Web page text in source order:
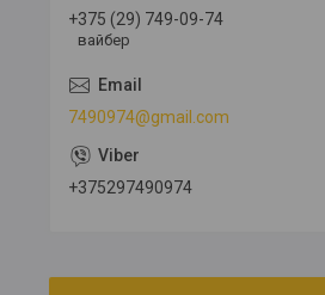
+375 (29) 749-09-74
вайбер
7490974@gmail.com
+375297490974